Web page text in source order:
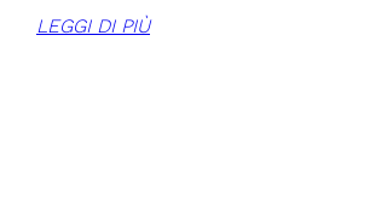
LEGGI DI PIÙ